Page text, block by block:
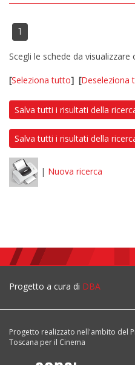
1
Scegli le schede da visualizzare
[Seleziona tutto] [Deseleziona
Salva tutti i risultati della
Salva tutti i risultati della
| Nuova ricerca
Progetto a cura di DBA
Progetto realizzato nell'ambito del
Toscana per il Cinema